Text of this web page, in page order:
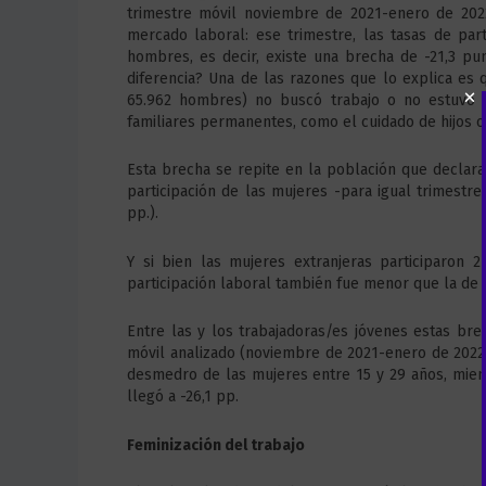
trimestre móvil noviembre de 2021-enero de
mercado laboral: ese trimestre, las tasas de
hombres, es decir, existe una brecha de -21,3
diferencia? Una de las razones que lo explica
65.962 hombres) no buscó trabajo o no estuvo
familiares permanentes, como el cuidado de hijos o
Esta brecha se repite en la población que
participación de las mujeres -para igual
pp.).
Y si bien las mujeres extranjeras participaron
participación laboral también fue menor que la de
Entre las y los trabajadoras/es jóvenes estas
móvil analizado (noviembre de 2021-enero de
desmedro de las mujeres entre 15 y 29 años,
llegó a -26,1 pp.
Feminización del trabajo